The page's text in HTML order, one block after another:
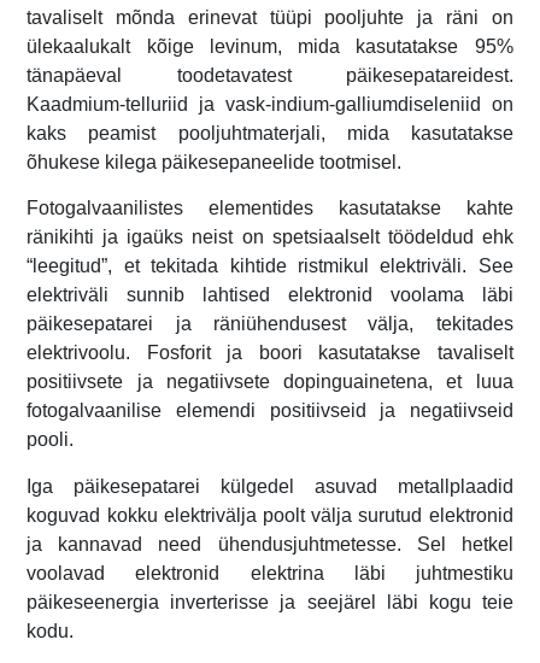
tavaliselt mõnda erinevat tüüpi pooljuhte ja räni on
ülekaalukalt kõige levinum, mida kasutatakse 95%
tänapäeval toodetavatest päikesepatareidest.
Kaadmium-telluriid ja vask-indium-galliumdiseleniid on
kaks peamist pooljuhtmaterjali, mida kasutatakse
õhukese kilega päikesepaneelide tootmisel.
Fotogalvaanilistes elementides kasutatakse kahte
ränikihti ja igaüks neist on spetsiaalselt töödeldud ehk
“leegitud”, et tekitada kihtide ristmikul elektriväli. See
elektriväli sunnib lahtised elektronid voolama läbi
päikesepatarei ja räniühendusest välja, tekitades
elektrivoolu. Fosforit ja boori kasutatakse tavaliselt
positiivsete ja negatiivsete dopinguainetena, et luua
fotogalvaanilise elemendi positiivseid ja negatiivseid
pooli.
Iga päikesepatarei külgedel asuvad metallplaadid
koguvad kokku elektrivälja poolt välja surutud elektronid
ja kannavad need ühendusjuhtmetesse. Sel hetkel
voolavad elektronid elektrina läbi juhtmestiku
päikeseenergia inverterisse ja seejärel läbi kogu teie
kodu.